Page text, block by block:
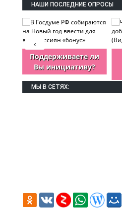
НАШИ ПОСЛЕДНИЕ ОПРОСЫ
Поддерживаете ли
Вы инициативу?
‹
МЫ В СЕТЯХ: